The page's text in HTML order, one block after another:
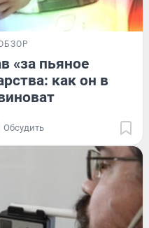
«за пьяное
как он в
Обсудить